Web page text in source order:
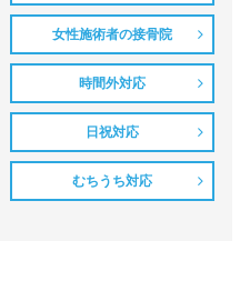
女性施術者の接骨院
時間外対応
日祝対応
むちうち対応